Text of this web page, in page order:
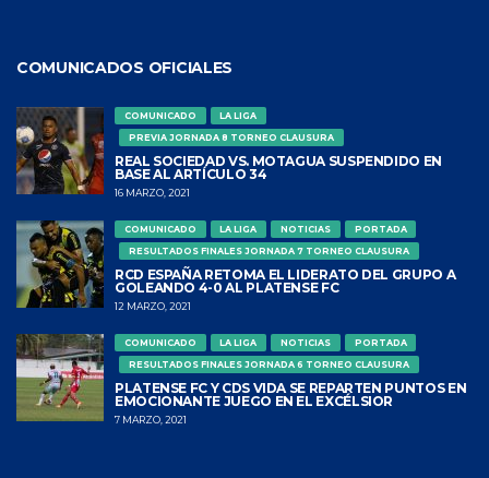
COMUNICADOS OFICIALES
COMUNICADO
LA LIGA
PREVIA JORNADA 8 TORNEO CLAUSURA
REAL SOCIEDAD VS. MOTAGUA SUSPENDIDO EN
BASE AL ARTÍCULO 34
16 MARZO, 2021
COMUNICADO LA LIGA NOTICIAS
PORTADA
RESULTADOS FINALES JORNADA 7 TORNEO CLAUSURA
RCD ESPAÑA RETOMA EL LIDERATO DEL GRUPO A
GOLEANDO 4-0 AL PLATENSE FC
12 MARZO, 2021
COMUNICADO LA LIGA NOTICIAS
PORTADA
RESULTADOS FINALES JORNADA 6 TORNEO CLAUSURA
PLATENSE FC Y CDS VIDA SE REPARTEN PUNTOS EN
EMOCIONANTE JUEGO EN EL EXCÉLSIOR
7 MARZO, 2021